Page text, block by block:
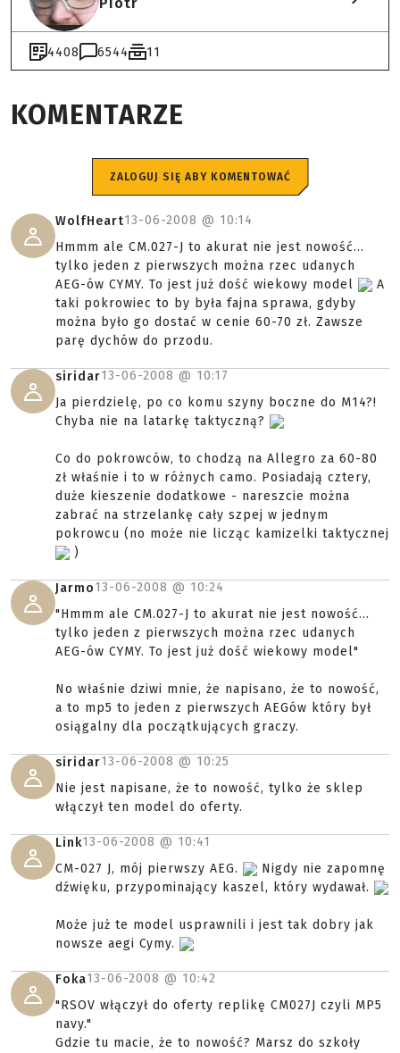
4408 6544 11
KOMENTARZE
ZALOGUJ SIĘ ABY KOMENTOWAĆ
WolfHeart13-06-2008 @ 10:14
Hmmm ale CM.027-J to akurat nie jest nowość...
tylko jeden z pierwszych można rzec udanych
AEG-ów CYMY. To jest już dość wiekowy model
A
taki pokrowiec to by była fajna sprawa, gdyby
można było go dostać w cenie 60-70 zł. Zawsze
parę dychów do przodu.
siridar13-06-2008 @ 10:17
Ja pierdzielę, po co komu szyny boczne do M14?!
Chyba nie na latarkę taktyczną?
Co do pokrowców, to chodzą na Allegro za 60-80
zł właśnie i to w różnych camo. Posiadają cztery,
duże kieszenie dodatkowe - nareszcie można
zabrać na strzelankę cały szpej w jednym
pokrowcu (no może nie licząc kamizelki taktycznej
)
Jarmo13-06-2008 @ 10:24
"Hmmm ale CM.027-J to akurat nie jest nowość...
tylko jeden z pierwszych można rzec udanych
AEG-ów CYMY. To jest już dość wiekowy model"
No właśnie dziwi mnie, że napisano, że to nowość,
a to mp5 to jeden z pierwszych AEGów który był
osiągalny dla początkujących graczy.
siridar13-06-2008 @ 10:25
Nie jest napisane, że to nowość, tylko że sklep
włączył ten model do oferty.
Link13-06-2008 @ 10:41
CM-027 J, mój pierwszy AEG.
Nigdy nie zapomnę
dźwięku, przypominający kaszel, który wydawał.
Może już te model usprawnili i jest tak dobry jak
nowsze aegi Cymy.
Foka13-06-2008 @ 10:42
"RSOV włączył do oferty replikę CM027J czyli MP5
navy."
Gdzie tu macie, że to nowość? Marsz do szkoły